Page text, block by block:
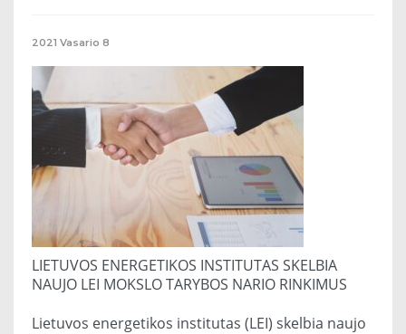
2021 Vasario 8
LIETUVOS ENERGETIKOS INSTITUTAS SKELBIA
NAUJO LEI MOKSLO TARYBOS NARIO RINKIMUS
Lietuvos energetikos institutas (LEI) skelbia naujo